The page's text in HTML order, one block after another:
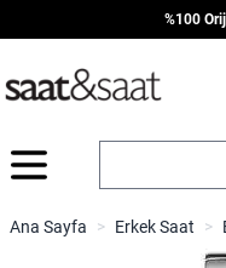
%100
İçeriğe geç
Ana Sayfa > Erkek Saat >